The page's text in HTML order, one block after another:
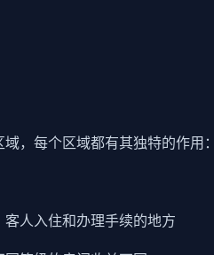
，每个区域都有其独特的作用：
人入住和办理手续的地方